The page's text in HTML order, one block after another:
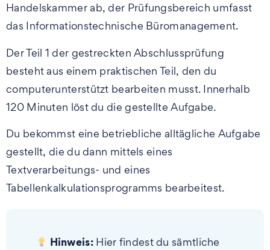
Handelskammer ab, der Prüfungsbereich umfasst
das Informationstechnische Büromanagement.
Der Teil 1 der gestreckten Abschlussprüfung
besteht aus einem praktischen Teil, den du
computerunterstützt bearbeiten musst. Innerhalb
120 Minuten löst du die gestellte Aufgabe.
Du bekommst eine betriebliche alltägliche Aufgabe
gestellt, die du dann mittels eines
Textverarbeitungs- und eines
Tabellenkalkulationsprogramms bearbeitest.
Hinweis: Hier findest du sämtliche